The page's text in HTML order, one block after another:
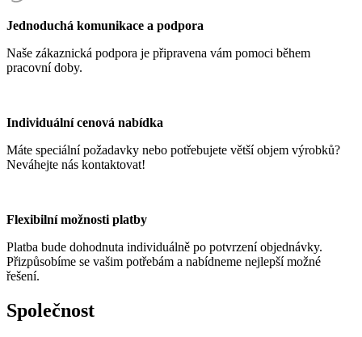
Jednoduchá komunikace a podpora
Naše zákaznická podpora je připravena vám pomoci během
pracovní doby.
Individuální cenová nabídka
Máte speciální požadavky nebo potřebujete větší objem výrobků?
Neváhejte nás kontaktovat!
Flexibilní možnosti platby
Platba bude dohodnuta individuálně po potvrzení objednávky.
Přizpůsobíme se vašim potřebám a nabídneme nejlepší možné
řešení.
Společnost